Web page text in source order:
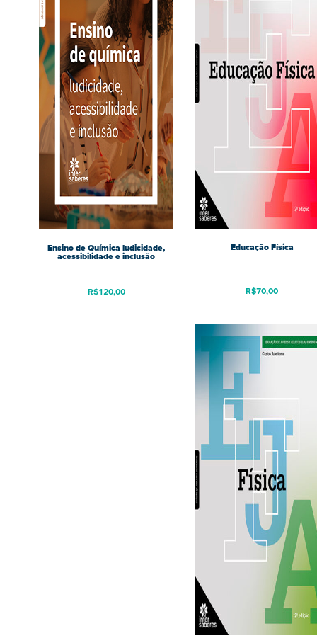
Ensino de Química ludicidade,
acessibilidade e inclusão
R$120,00
Educação Física
R$70,00